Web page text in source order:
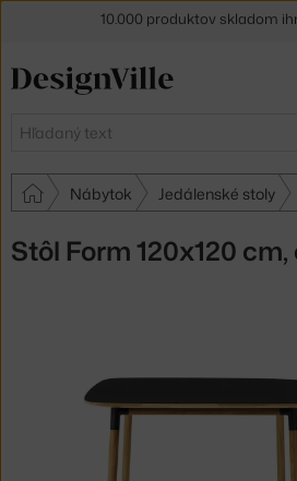
Hľadať
Nábytok Jedálenské stoly
Stôl Form 120x120
30 dní na vrátenie